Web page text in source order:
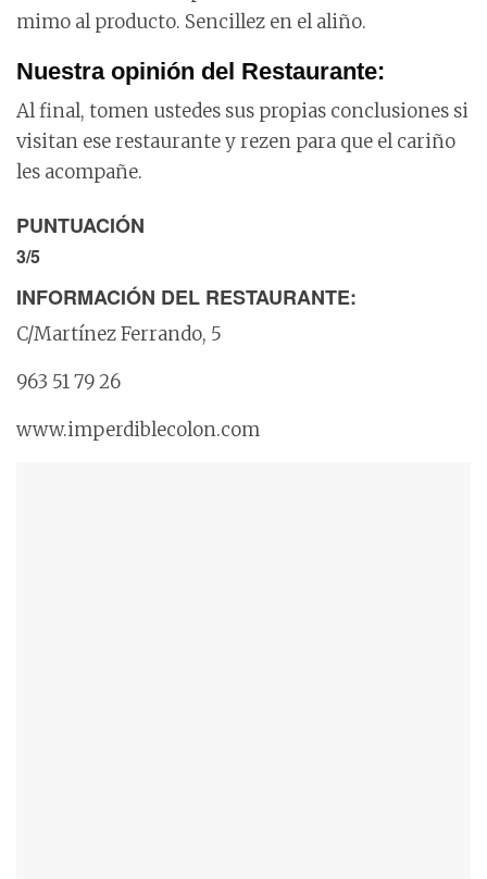
mimo al producto. Sencillez en el aliño.
Nuestra opinión del Restaurante:
Al final, tomen ustedes sus propias conclusiones si
visitan ese restaurante y rezen para que el cariño
les acompañe.
PUNTUACIÓN
3/5
INFORMACIÓN DEL RESTAURANTE:
C/Martínez Ferrando, 5
963 51 79 26
www.imperdiblecolon.com